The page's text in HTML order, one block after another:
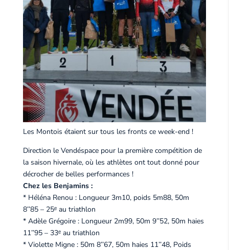
Les Montois étaient sur tous les fronts ce week-end !
Direction le Vendéspace pour la première compétition de
la saison hivernale, où les athlètes ont tout donné pour
décrocher de belles performances !
Chez les Benjamins :
* Héléna Renou : Longueur 3m10, poids 5m88, 50m
8’’85 – 25ᵉ au triathlon
* Adèle Grégoire : Longueur 2m99, 50m 9’’52, 50m haies
11’’95 – 33ᵉ au triathlon
* Violette Migne : 50m 8’’67, 50m haies 11’’48, Poids